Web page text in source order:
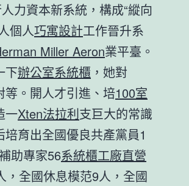
力資本新系統，構成“縱向
個人巧寓設計工作晉升系
Miller Aeron業平臺。
下辦公室系統櫃 ，她對
等。開人才引進、培100室
一Xten法拉利支巨大的常識
育出全國優良共產黨員1
助專家56系統櫃工廠直營
，全國休息模范9人，全國